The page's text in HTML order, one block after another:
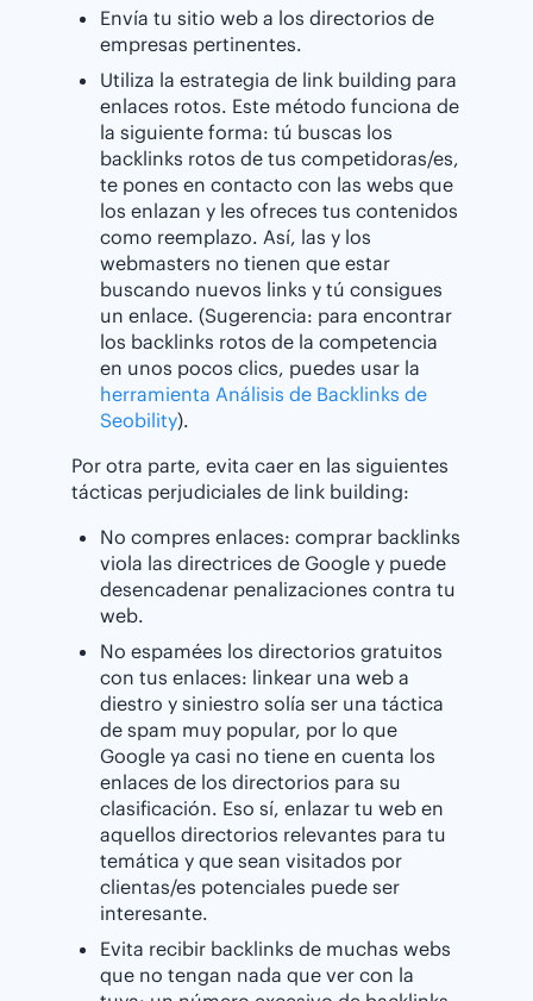
Envía tu sitio web a los directorios de
empresas pertinentes.
Utiliza la estrategia de link building para
enlaces rotos. Este método funciona de
la siguiente forma: tú buscas los
backlinks rotos de tus competidoras/es,
te pones en contacto con las webs que
los enlazan y les ofreces tus contenidos
como reemplazo. Así, las y los
webmasters no tienen que estar
buscando nuevos links y tú consigues
un enlace. (Sugerencia: para encontrar
los backlinks rotos de la competencia
en unos pocos clics, puedes usar la
herramienta Análisis de Backlinks de
Seobility).
Por otra parte, evita caer en las siguientes
tácticas perjudiciales de link building:
No compres enlaces: comprar backlinks
viola las directrices de Google y puede
desencadenar penalizaciones contra tu
web.
No espamées los directorios gratuitos
con tus enlaces: linkear una web a
diestro y siniestro solía ser una táctica
de spam muy popular, por lo que
Google ya casi no tiene en cuenta los
enlaces de los directorios para su
clasificación. Eso sí, enlazar tu web en
aquellos directorios relevantes para tu
temática y que sean visitados por
clientas/es potenciales puede ser
interesante.
Evita recibir backlinks de muchas webs
que no tengan nada que ver con la